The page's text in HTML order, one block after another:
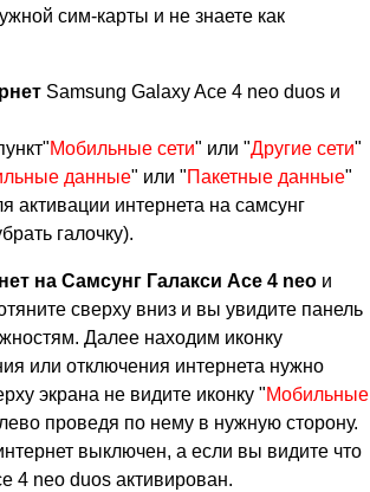
сим-карты и не знаете как
Samsung Galaxy Ace 4 neo duos и
Мобильные сети" или "Другие сети"
данные" или "Пакетные данные"
активации интернета на самсунг
галочку).
на Самсунг Галакси Ace 4 neo и
сверху вниз и вы увидите панель
Далее находим иконку
или отключения интернета нужно
экрана не видите иконку "Мобильные
проведя по нему в нужную сторону.
выключен, а если вы видите что
4 neo duos активирован.